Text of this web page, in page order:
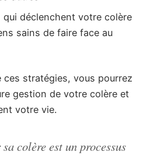
déclenchent votre colère
sains de faire face au
ces stratégies, vous pourrez
gestion de votre colère et
votre vie.
colère est un processus